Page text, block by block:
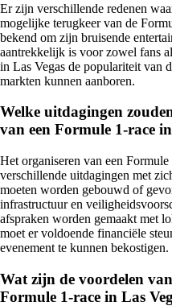
Er zijn verschillende redenen
mogelijke terugkeer van de
bekend om zijn bruisende
aantrekkelijk is voor zowel fans
in Las Vegas de populariteit van
markten kunnen aanboren.
Welke uitdagingen
van een Formule 1-race
Het organiseren van een
verschillende uitdagingen met
moeten worden gebouwd of
infrastructuur en
afspraken worden gemaakt met
moet er voldoende financiële
evenement te kunnen bekostigen.
Wat zijn de voordelen
Formule 1-race in Las